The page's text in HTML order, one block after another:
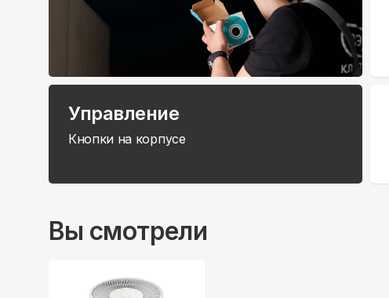
Управление
Кнопки на корпусе
Вы смотрели